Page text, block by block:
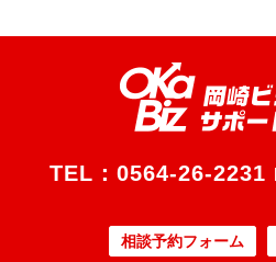
TEL： 0564-26-2231
相談予約フォーム